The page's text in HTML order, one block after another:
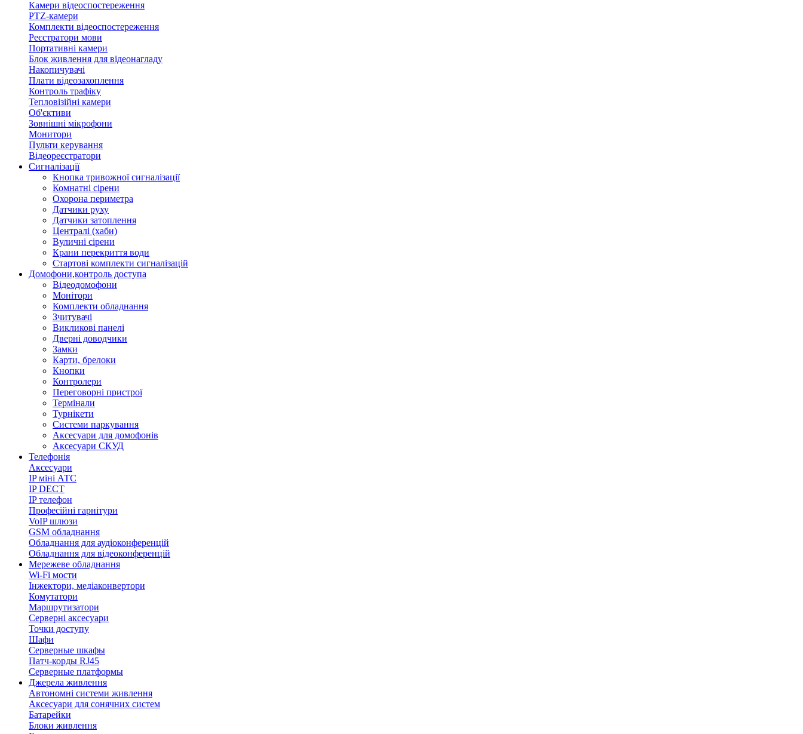
Камери відеоспостереження
PTZ-камери
Комплекти відеоспостереження
Реєстратори мови
Портативні камери
Блок живлення для відеонагладу
Накопичувачі
Плати відеозахоплення
Контроль трафіку
Тепловізійні камери
Об'єктиви
Зовнішні мікрофони
Монитори
Пульти керування
Відеореєстратори
Сигналізації
Кнопка тривожної сигналізації
Комнатні сірени
Охорона периметра
Датчики руху
Датчики затоплення
Централі (хаби)
Вуличні сірени
Крани перекриття води
Стартові комплекти сигналізацій
Домофони,контроль доступа
Відеодомофони
Монітори
Комплекти обладнання
Зчитувачі
Викликові панелі
Дверні доводчики
Замки
Карти, брелоки
Кнопки
Контролери
Переговорні пристрої
Термінали
Турнікети
Системи паркування
Аксесуари для домофонів
Аксесуари СКУД
Телефонія
Аксесуари
IP міні АТС
IP DECT
IP телефон
Професійні гарнітури
VoIP шлюзи
GSM обладнання
Обладнання для аудіоконференцій
Обладнання для відеоконференцій
Мережеве обладнання
Wi-Fi мости
Інжектори, медіаконвертори
Комутатори
Маршрутизатори
Серверні аксесуари
Точки доступу
Шафи
Серверные шкафы
Патч-корды RJ45
Серверные платформы
Джерела живлення
Автономні системи живлення
Аксесуари для сонячних систем
Батарейки
Блоки живлення